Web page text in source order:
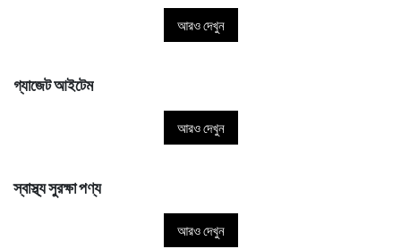
আরও দেখুন
গ্যাজেট আইটেম
আরও দেখুন
স্বাস্থ্য সুরক্ষা পণ্য
আরও দেখুন